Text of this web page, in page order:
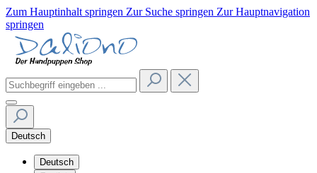
Zum Hauptinhalt springen Zur Suche springen Zur Hauptnavigation
springen
Deutsch
Deutsch